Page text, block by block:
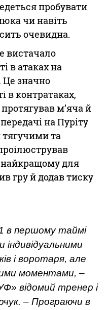
пробувати
чи навіть
очевидна.
вистачало
в атаках на
Це значно
в контратаках,
м’яча й
на Пуріту
та
найкращому для
гру й додав тиску
в першому таймі
індивідуальними
і воротаря, але
моментами, ‒
відомий тренер і
‒ Програючи в